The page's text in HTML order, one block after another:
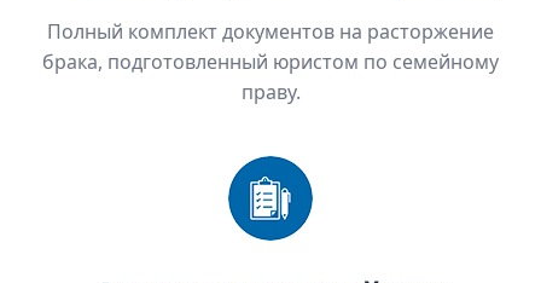
Полный комплект документов на расторжение
брака, подготовленный юристом по семейному
праву.